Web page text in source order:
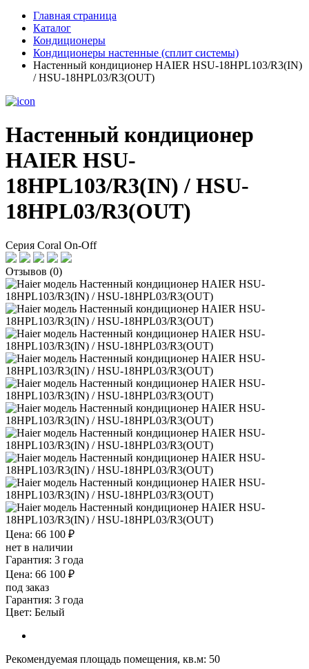
Главная страница
Каталог
Кондиционеры
Кондиционеры настенные (сплит системы)
Настенный кондиционер HAIER HSU-18HPL103/R3(IN)
/ HSU-18HPL03/R3(OUT)
Настенный кондиционер
HAIER HSU-
18HPL103/R3(IN) / HSU-
18HPL03/R3(OUT)
Серия Coral On-Off
Отзывов (0)
Цена: 66 100 ₽
нет в наличии
Гарантия: 3 года
Цена: 66 100 ₽
под заказ
Гарантия: 3 года
Цвет: Белый
Рекомендуемая площадь помещения, кв.м: 50